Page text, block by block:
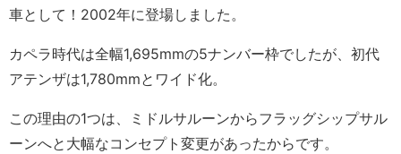
車として！2002年に登場しました。
カペラ時代は全幅1,695mmの5ナンバー枠でしたが、初代
アテンザは1,780mmとワイド化。
この理由の1つは、ミドルサルーンからフラッグシップサル
ーンへと大幅なコンセプト変更があったからです。